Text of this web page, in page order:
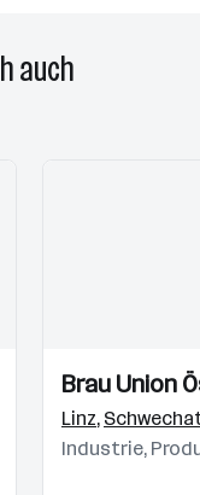
auch
Videos
Einblicke
Einblicke
Brau Union
Linz,
Industrie,